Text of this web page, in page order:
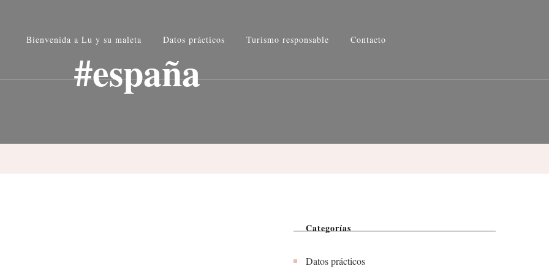
maleta
Bienvenida a Lu y su maleta Datos prácticos Turismo responsable Contacto
#españa
Categorías
Datos prácticos